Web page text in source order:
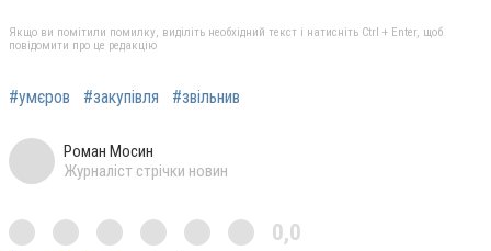
Якщо ви помітили помилку, виділіть необхідний текст і натисніть Ctrl + Enter, щоб
повідомити про це редакцію
#умєров #закупівля #звільнив
Роман Мосин
Журналіст стрічки новин
0,0